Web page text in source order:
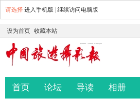
请选择 进入手机版 继续访问电脑版
设为首页 收藏本站
首页 论坛 导读 相册